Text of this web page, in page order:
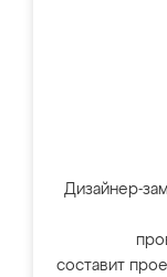
Дизайнер-
составит